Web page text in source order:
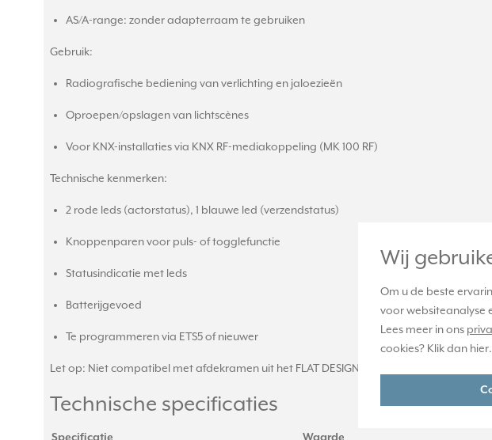
Wij
Om u de beste
voor websiteanalyse
Lees meer in ons
cookies? Klik dan hier.
AS/A-range: zonder adapterraam te gebruiken
Gebruik:
Radiografische bediening van verlichting en jaloezieën
Oproepen/opslagen van lichtscènes
Voor KNX-installaties via KNX RF-mediakoppeling (MK 100 RF)
Technische kenmerken:
2 rode leds (actorstatus), 1 blauwe led (verzendstatus)
Knoppenparen voor puls- of togglefunctie
Statusindicatie met leds
Batterijgevoed
Te programmeren via ETS5 of nieuwer
Let op: Niet compatibel met afdekramen uit het FLAT DESIGN-programma.
Technische specificaties